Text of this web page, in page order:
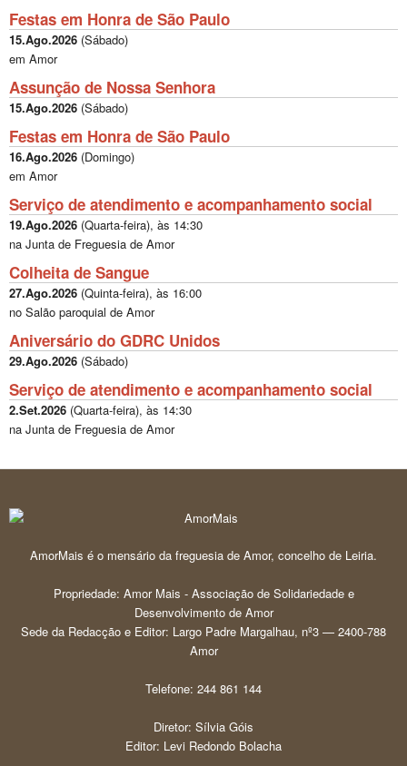
Festas em Honra de São Paulo
15.Ago.2026 (Sábado)
em Amor
Assunção de Nossa Senhora
15.Ago.2026 (Sábado)
Festas em Honra de São Paulo
16.Ago.2026 (Domingo)
em Amor
Serviço de atendimento e acompanhamento social
19.Ago.2026 (Quarta-feira), às 14:30
na Junta de Freguesia de Amor
Colheita de Sangue
27.Ago.2026 (Quinta-feira), às 16:00
no Salão paroquial de Amor
Aniversário do GDRC Unidos
29.Ago.2026 (Sábado)
Serviço de atendimento e acompanhamento social
2.Set.2026 (Quarta-feira), às 14:30
na Junta de Freguesia de Amor
AmorMais é o mensário da freguesia de Amor, concelho de Leiria.
Propriedade: Amor Mais - Associação de Solidariedade e
Desenvolvimento de Amor
Sede da Redacção e Editor: Largo Padre Margalhau, nº3 — 2400-788
Amor
Telefone: 244 861 144
Diretor: Sílvia Góis
Editor: Levi Redondo Bolacha